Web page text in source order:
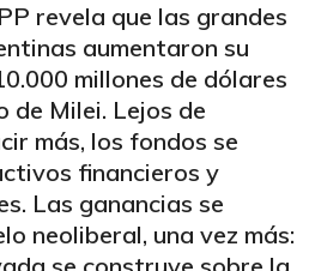
revela que las grandes
aumentaron su
millones de dólares
de Milei. Lejos de
más, los fondos se
financieros y
Las ganancias se
neoliberal, una vez más: